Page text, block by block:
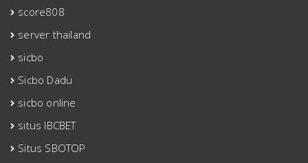
score808
server thailand
sicbo
Sicbo Dadu
sicbo online
situs IBCBET
Situs SBOTOP